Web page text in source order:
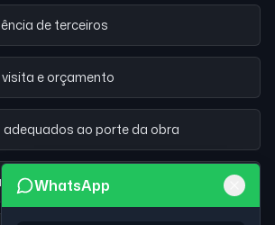
de terceiros
e orçamento
ao porte da obra
comerciais e industriais
WhatsApp